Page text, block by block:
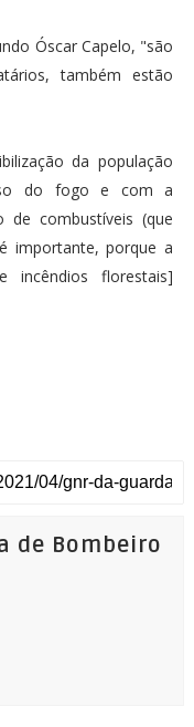
Óscar Capelo, "são
também estão
da população
do fogo e com a
de combustíveis (que
importante, porque a
incêndios florestais]
de Bombeiro